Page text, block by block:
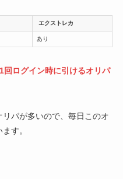
エクストレカ
あり
回ログイン時に引けるオリパ
パが多いので、毎日このオ
す。